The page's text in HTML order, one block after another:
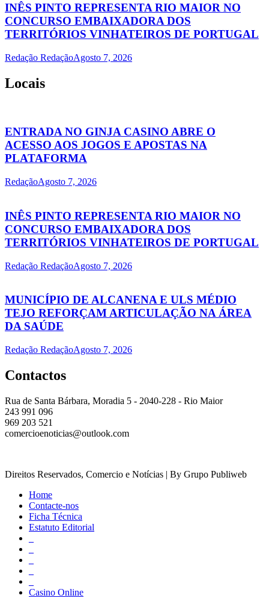
INÊS PINTO REPRESENTA RIO MAIOR NO
CONCURSO EMBAIXADORA DOS
TERRITÓRIOS VINHATEIROS DE PORTUGAL
Redação RedaçãoAgosto 7, 2026
Locais
ENTRADA NO GINJA CASINO ABRE O
ACESSO AOS JOGOS E APOSTAS NA
PLATAFORMA
RedaçãoAgosto 7, 2026
INÊS PINTO REPRESENTA RIO MAIOR NO
CONCURSO EMBAIXADORA DOS
TERRITÓRIOS VINHATEIROS DE PORTUGAL
Redação RedaçãoAgosto 7, 2026
MUNICÍPIO DE ALCANENA E ULS MÉDIO
TEJO REFORÇAM ARTICULAÇÃO NA ÁREA
DA SAÚDE
Redação RedaçãoAgosto 7, 2026
Contactos
Rua de Santa Bárbara, Moradia 5 - 2040-228 - Rio Maior
243 991 096
969 203 521
comercioenoticias@outlook.com
Direitos Reservados, Comercio e Notícias | By Grupo Publiweb
Home
Contacte-nos
Ficha Técnica
Estatuto Editorial
Casino Online